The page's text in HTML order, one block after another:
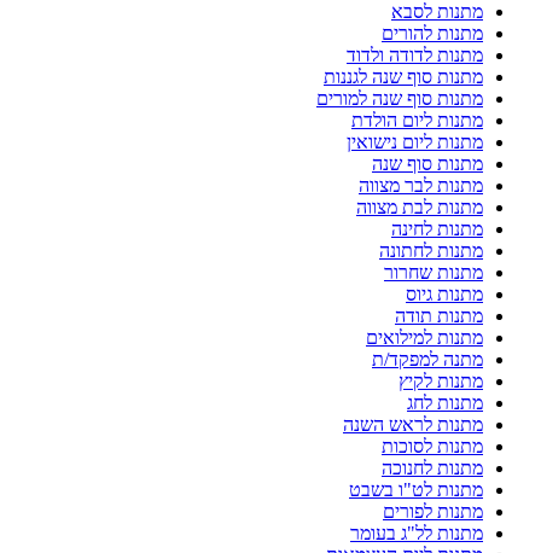
מתנות לסבא
מתנות להורים
מתנות לדודה ולדוד
מתנות סוף שנה לגננות
מתנות סוף שנה למורים
מתנות ליום הולדת
מתנות ליום נישואין
מתנות סוף שנה
מתנות לבר מצווה
מתנות לבת מצווה
מתנות לחינה
מתנות לחתונה
מתנות שחרור
מתנות גיוס
מתנות תודה
מתנות למילואים
מתנה למפקד/ת
מתנות לקיץ
מתנות לחג
מתנות לראש השנה
מתנות לסוכות
מתנות לחנוכה
מתנות לט"ו בשבט
מתנות לפורים
מתנות לל"ג בעומר